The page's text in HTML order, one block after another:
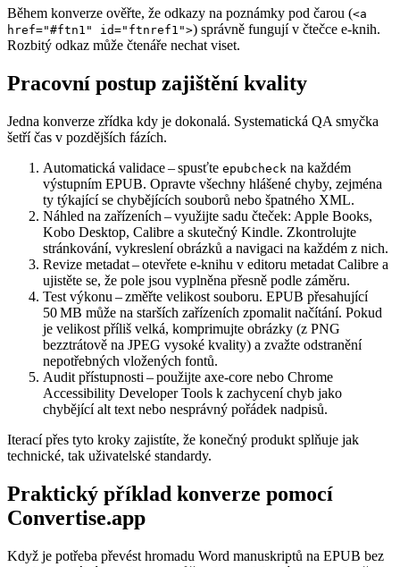
Během konverze ověřte, že odkazy na poznámky pod čarou (<a
href="#ftn1" id="ftnref1">) správně fungují v čtečce e‑knih.
Rozbitý odkaz může čtenáře nechat viset.
Pracovní postup zajištění kvality
Jedna konverze zřídka kdy je dokonalá. Systematická QA smyčka
šetří čas v pozdějších fázích.
Automatická validace– spusťte epubcheck na každém
výstupním EPUB. Opravte všechny hlášené chyby, zejména
ty týkající se chybějících souborů nebo špatného XML.
Náhled na zařízeních – využijte sadu čteček: Apple Books,
Kobo Desktop, Calibre a skutečný Kindle. Zkontrolujte
stránkování, vykreslení obrázků a navigaci na každém z nich.
Revize metadat– otevřete e‑knihu v editoru metadat Calibre a
ujistěte se, že pole jsou vyplněna přesně podle záměru.
Test výkonu – změřte velikost souboru. EPUB přesahující
50 MB může na starších zařízeních zpomalit načítání. Pokud
je velikost příliš velká, komprimujte obrázky (z PNG
bezztrátově na JPEG vysoké kvality) a zvažte odstranění
nepotřebných vložených fontů.
Audit přístupnosti – použijte axe-core nebo Chrome
Accessibility Developer Tools k zachycení chyb jako
chybějící alt text nebo nesprávný pořádek nadpisů.
Iterací přes tyto kroky zajistíte, že konečný produkt splňuje jak
technické, tak uživatelské standardy.
Praktický příklad konverze pomocí
Convertise.app
Když je potřeba převést hromadu Word manuskriptů na EPUB bez